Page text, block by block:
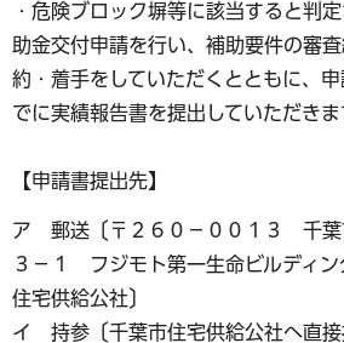
・危険ブロック塀等に該当すると判
助金交付申請を行い、補助要件の審
約・着手をしていただくとともに、
でに実績報告書を提出していただきま
【申請書提出先】
ア 郵送〔〒２６０－００１３ 千葉
３－１ フジモト第一生命ビルディ
住宅供給公社〕
イ 持参〔千葉市住宅供給公社へ直接